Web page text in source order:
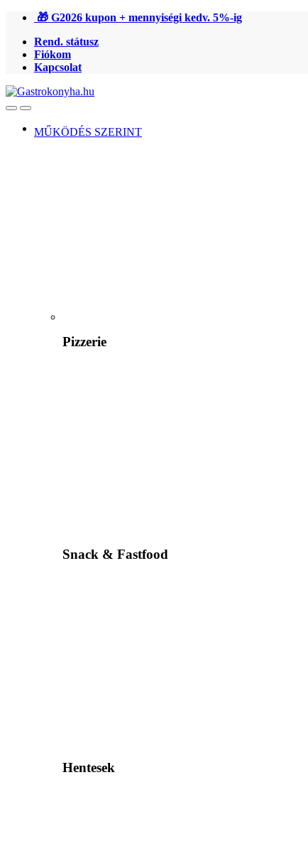
Ugrás
navigációhoz
Ugrás
tartalomra
🎁 G2026 kupon + mennyiségi kedv. 5%-ig
Rend. státusz
Fiókom
Kapcsolat
OpenClose
MŰKÖDÉS SZERINT
Pizzerie
Snack & Fastfood
Hentesek